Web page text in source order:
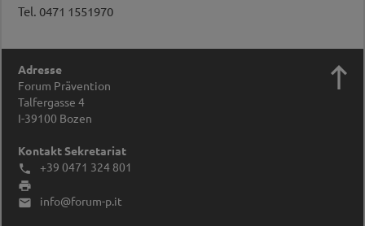
Tel. 0471 1551970
Adresse
Forum Prävention
Talfergasse 4
I-39100 Bozen
Kontakt Sekretariat
 +39 0471 324 801


info@forum-p.it
